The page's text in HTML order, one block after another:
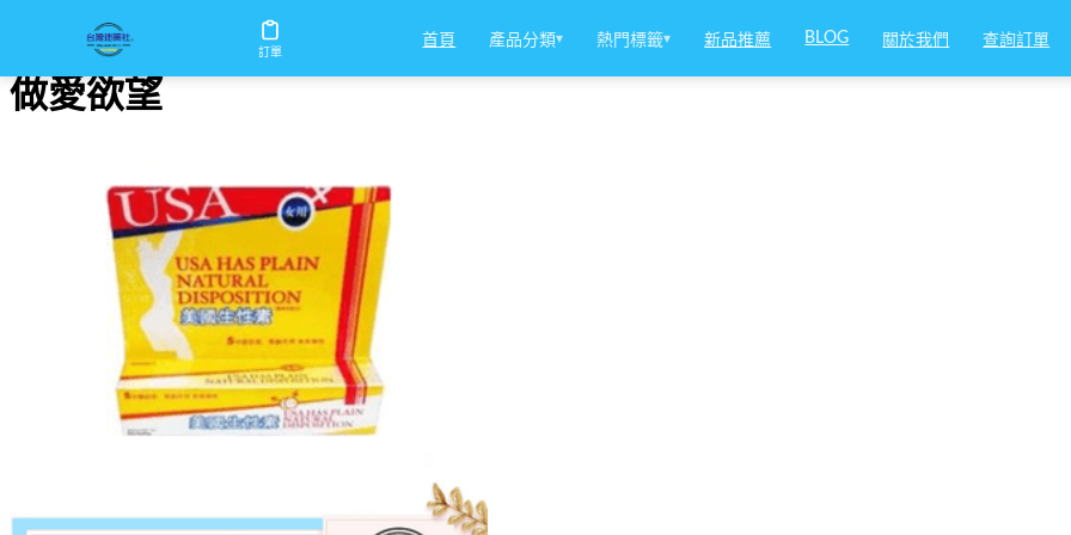
訂單
首頁 產品分類▾ 熱門標籤▾ 新品推薦 BLOG 關於我們 查詢訂單
做愛欲望
做愛欲望